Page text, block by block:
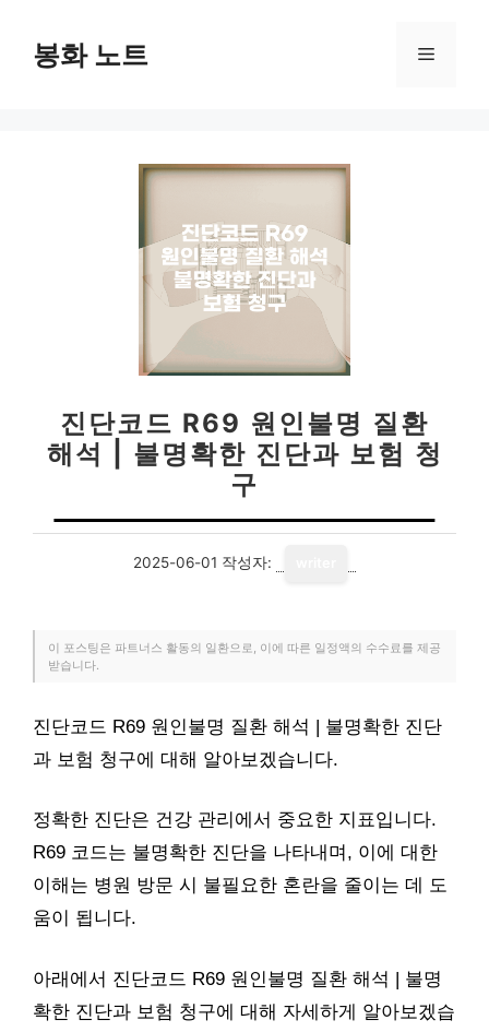
봉화 노트 메
진단코드 R69 원인불명 질환
해석 | 불명확한 진단과 보험 청
구
2025-06-01 작성자:
이 포스팅은 파트너스 활동의 일환으로, 이에 따른 일정액의 수수료를 제공
받습니다.
진단코드 R69 원인불명 질환 해석 | 불명확한 진단
과 보험 청구에 대해 알아보겠습니다.
정확한 진단은 건강 관리에서 중요한 지표입니다.
R69 코드는 불명확한 진단을 나타내며, 이에 대한
이해는 병원 방문 시 불필요한 혼란을 줄이는 데 도
움이 됩니다.
아래에서 진단코드 R69 원인불명 질환 해석 | 불명
확한 진단과 보험 청구에 대해 자세하게 알아보겠습